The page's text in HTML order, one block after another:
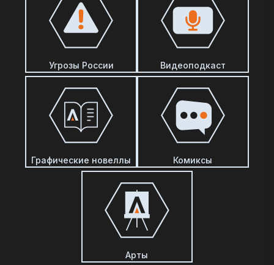
Угрозы России Видеоподкаст
Графические новеллы Комиксы
Арты